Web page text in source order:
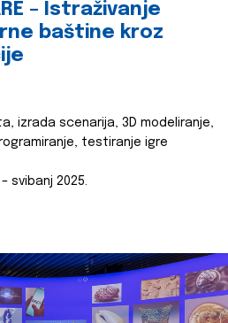
– Istraživanje
baštine kroz
izrada scenarija, 3D modeliranje,
testiranje igre
svibanj 2025.